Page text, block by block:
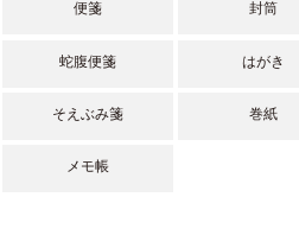
便箋 封筒
蛇腹便箋 はがき
そえぶみ箋 巻紙
メモ帳